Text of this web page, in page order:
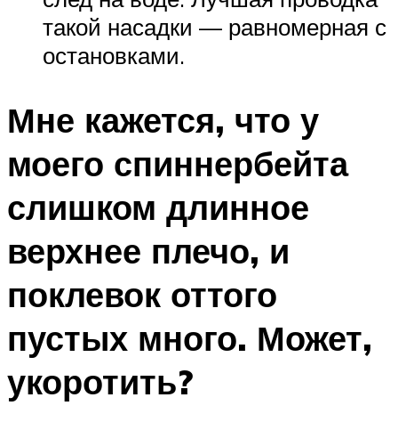
такой насадки — равномерная с
остановками.
Мне кажется, что у
моего спиннербейта
слишком длинное
верхнее плечо, и
поклевок оттого
пустых много. Может,
укоротить?